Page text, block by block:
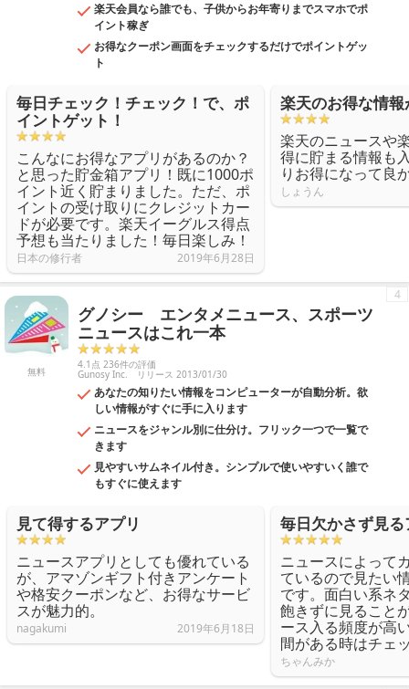
楽天会員なら誰でも、子供からお年寄りまでスマホでポ
イント稼ぎ
お得なクーポン画面をチェックするだけでポイントゲッ
ト
毎日チェック！チェック！で、ポ
イントゲット！
こんなにお得なアプリがあるのか？
と思った貯金箱アプリ！既に1000ポ
イント近く貯まりました。ただ、ポ
イントの受け取りにクレジットカー
ドが必要です。楽天イーグルス得点
予想も当たりました！毎日楽しみ！
日本の修行者 2019年6月28日
楽天のお得な情報
楽天のニュースや
得に貯まる情報も
りお得になって良
しょうん
無料
グノシー エンタメニュース、スポーツ
ニュースはこれ一本
4.1点 236件の評価
Gunosy Inc. リリース 2013/01/30
あなたの知りたい情報をコンピューターが自動分析。欲
しい情報がすぐに手に入ります
ニュースをジャンル別に仕分け。フリック一つで一覧で
きます
見やすいサムネイル付き。シンプルで使いやすいく誰で
もすぐに使えます
4
見て得するアプリ
ニュースアプリとしても優れている
が、アマゾンギフト付きアンケート
や格安クーポンなど、お得なサービ
スが魅力的。
nagakumi 2019年6月18日
毎日欠かさず見る
ニュースによって
ているので見たい
です。面白い系ネ
飽きずに見ること
ース入る頻度が高
間がある時はチェ
ちゃんみか